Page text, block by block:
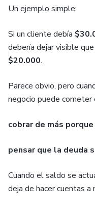
Un ejemplo simple:
Si un cliente debía
debería dejar visible
$20.000.
Parece obvio, pero
negocio puede cometer
cobrar de más
pensar que la deuda
Cuando el saldo se
deja de hacer cuentas a